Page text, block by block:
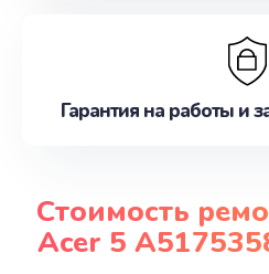
Гарантия на работы и
Стоимость
Acer 5